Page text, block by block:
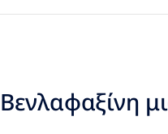
Βενλαφαξίνη